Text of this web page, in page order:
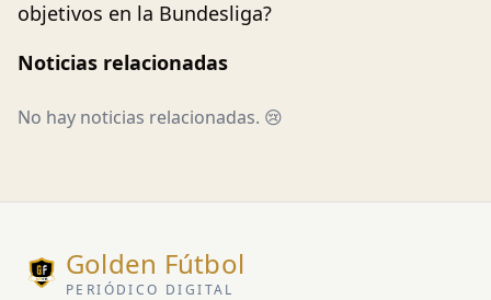
objetivos en la Bundesliga?
Noticias relacionadas
No hay noticias relacionadas. 😢
Golden Fútbol
PERIÓDICO DIGITAL